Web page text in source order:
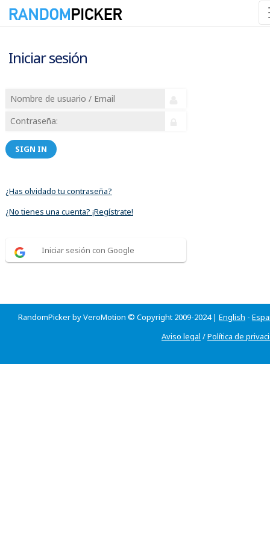
Iniciar sesión
SIGN IN
¿Has olvidado tu contraseña?
¿No tienes una cuenta? ¡Regístrate!
Iniciar sesión con Google
RandomPicker by VeroMotion © Copyright 2009-2024 | English -
Aviso legal /Política de